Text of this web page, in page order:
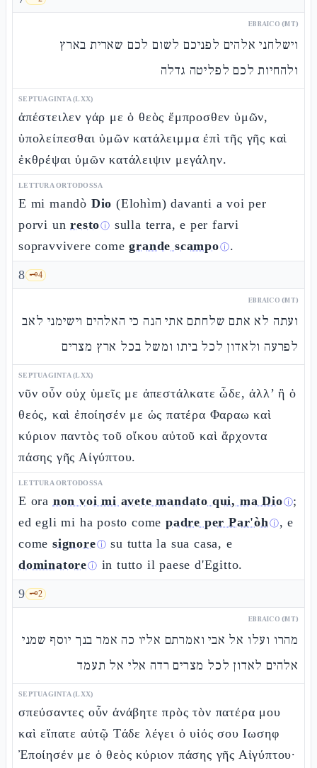
EBRAICO (MT)
וישלחני אלהים לפניכם לשום לכם שארית בארץ
ולהחיות לכם לפליטה גדלה
SEPTUAGINTA (LXX)
ἀπέστειλεν γάρ με ὁ θεὸς ἔμπροσθεν ὑμῶν,
ὑπολείπεσθαι ὑμῶν κατάλειμμα ἐπὶ τῆς γῆς καὶ
ἐκθρέψαι ὑμῶν κατάλειψιν μεγάλην.
LETTURA ORTODOSSA
E mi mandò Dio (Elohìm) davanti a voi per
porvi unrestoⓘ sulla terra, e per farvi
sopravvivere comegrande scampoⓘ.
8 🗝️4
EBRAICO (MT)
ועתה לא אתם שלחתם אתי הנה כי האלהים וישימני לאב
לפרעה ולאדון לכל ביתו ומשל בכל ארץ מצרים
SEPTUAGINTA (LXX)
νῦν οὖν οὐχ ὑμεῖς με ἀπεστάλκατε ὧδε, ἀλλ’ ἢ ὁ
θεός, καὶ ἐποίησέν με ὡς πατέρα Φαραω καὶ
κύριον παντὸς τοῦ οἴκου αὐτοῦ καὶ ἄρχοντα
πάσης γῆς Αἰγύπτου.
LETTURA ORTODOSSA
E ora non voi mi avete mandato qui, ma Dioⓘ;
ed egli mi ha posto comepadre per Par'òhⓘ, e
come signoreⓘ su tutta la sua casa, e
dominatoreⓘ in tutto il paese d'Egitto.
9 🗝️2
EBRAICO (MT)
מהרו ועלו אל אבי ואמרתם אליו כה אמר בנך יוסף שמני
אלהים לאדון לכל מצרים רדה אלי אל תעמד
SEPTUAGINTA (LXX)
σπεύσαντες οὖν ἀνάβητε πρὸς τὸν πατέρα μου
καὶ εἴπατε αὐτῷ Τάδε λέγει ὁ υἱός σου Ιωσηφ
Ἐποίησέν με ὁ θεὸς κύριον πάσης γῆς Αἰγύπτου·